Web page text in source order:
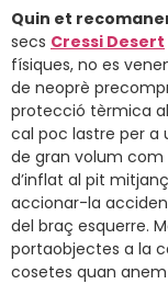
Quin et
secs Cressi Desert
físiques, no es
de neoprè
protecció tèrmica
cal poc lastre per a
de gran volum com
d’inflat al pit
accionar-la
del braç esquerre.
portaobjectes a la
cosetes quan